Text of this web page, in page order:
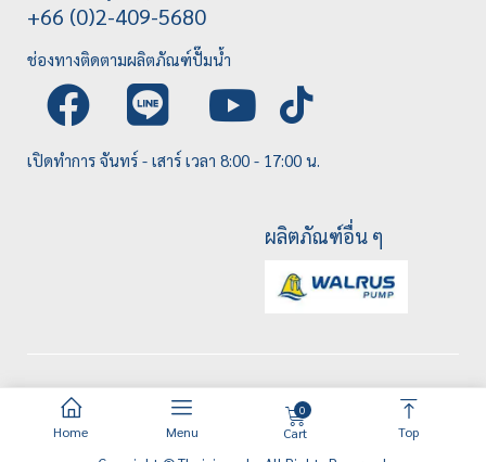
+66 (0)2-409-5680
ช่องทางติดตามผลิตภัณฑ์ปั๊มน้ำ
เปิดทำการ จันทร์ - เสาร์ เวลา 8:00 - 17:00 น.
ผลิตภัณฑ์อื่น ๆ
Home Menu
0
Cart Top